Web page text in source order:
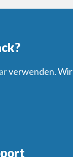
verwenden. Wir